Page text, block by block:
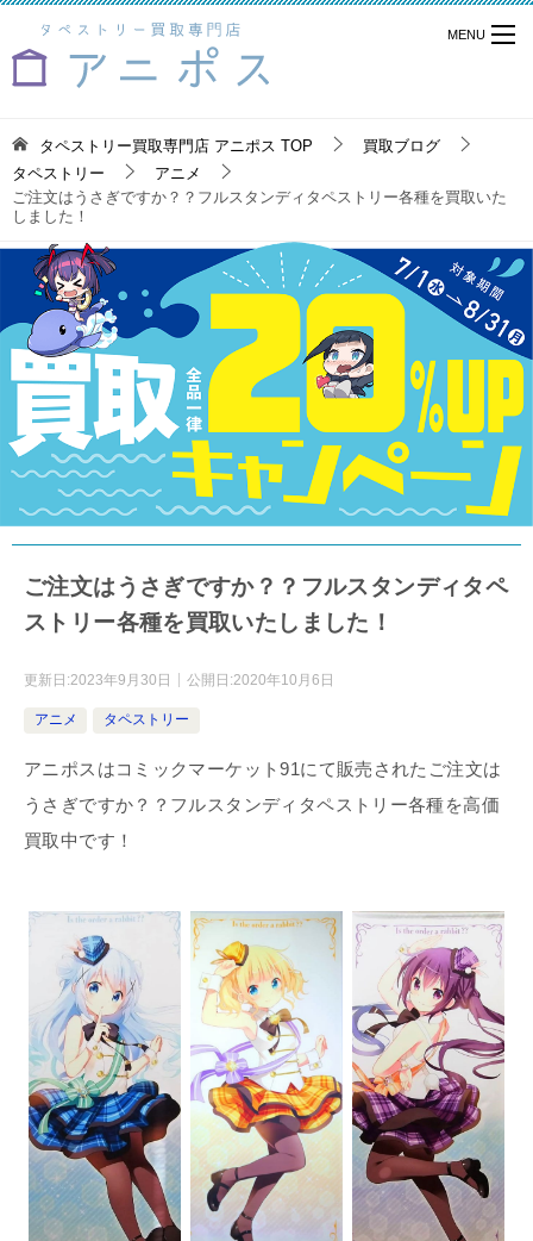
タペストリー買取専門店 アニポス TOP
買取ブログ
タペストリー
アニメ
ご注文はうさぎですか？？フルスタンディタペストリー各種を買取いた
しました！
ご注文はうさぎですか？？フルスタンディタペ
ストリー各種を買取いたしました！
更新日:2023年9月30日 公開日:2020年10月6日
アニメ タペストリー
アニポスはコミックマーケット91にて販売されたご注文は
うさぎですか？？フルスタンディタペストリー各種を高価
買取中です！